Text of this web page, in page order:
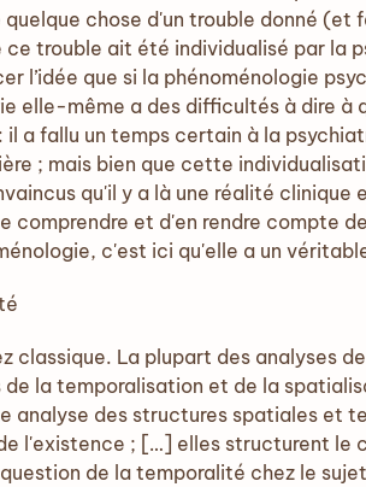
chose d'un trouble donné
trouble ait été individualisé par la
l’idée que si la phénoménologie
elle-même a des difficultés à dire
a fallu un temps certain à la
; mais bien que cette
qu'il y a là une réalité
comprendre et d'en rendre compte
c'est ici qu'elle a un
classique. La plupart des analyses
de la temporalisation et de la
analyse des structures spatiales et
l'existence ; […] elles structurent le
de la temporalité chez le